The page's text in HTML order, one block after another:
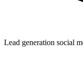
Lead generation social